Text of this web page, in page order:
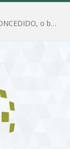
PORTARIA Nº 025/2026-GP/IPREVSSBV – CONCEDIDO, o benefício de PENSÃO a MARIA ESTELA DOS SANTOS SOUZA